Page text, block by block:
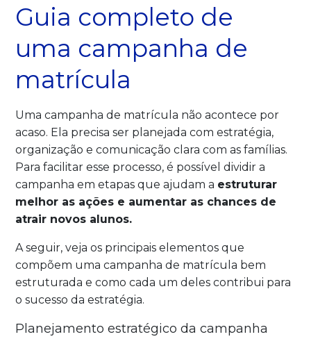
Guia completo de
uma campanha de
matrícula
Uma campanha de matrícula não acontece por
acaso. Ela precisa ser planejada com estratégia,
organização e comunicação clara com as famílias.
Para facilitar esse processo, é possível dividir a
campanha em etapas que ajudam a estruturar
melhor as ações e aumentar as chances de
atrair novos alunos.
A seguir, veja os principais elementos que
compõem uma campanha de matrícula bem
estruturada e como cada um deles contribui para
o sucesso da estratégia.
Planejamento estratégico da campanha